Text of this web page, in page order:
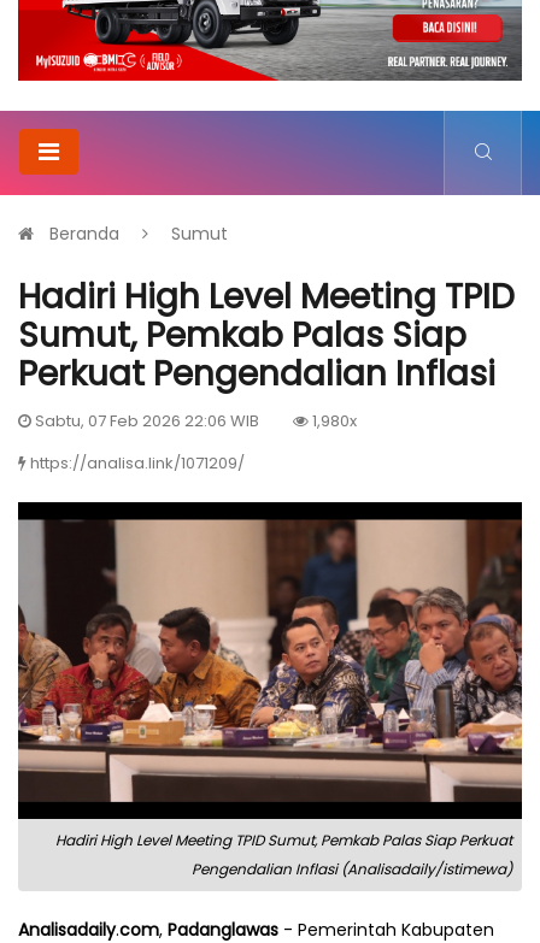
Beranda Sumut
Hadiri High Level Meeting TPID
Sumut, Pemkab Palas Siap
Perkuat Pengendalian Inflasi
Sabtu, 07 Feb 2026 22:06 WIB
1,980x
https://analisa.link/1071209/
Hadiri High Level Meeting TPID Sumut, Pemkab Palas Siap Perkuat
Pengendalian Inflasi (Analisadaily/istimewa)
Analisadaily.com, Padanglawas - Pemerintah Kabupaten